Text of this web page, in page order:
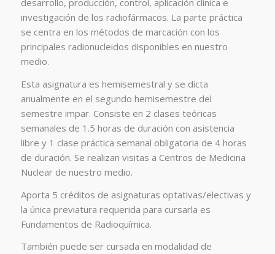
desarrollo, producción, control, aplicación clínica e
investigación de los radiofármacos. La parte práctica
se centra en los métodos de marcación con los
principales radionucleidos disponibles en nuestro
medio.
Esta asignatura es hemisemestral y se dicta
anualmente en el segundo hemisemestre del
semestre impar. Consiste en 2 clases teóricas
semanales de 1.5 horas de duración con asistencia
libre y 1 clase práctica semanal obligatoria de 4 horas
de duración. Se realizan visitas a Centros de Medicina
Nuclear de nuestro medio.
Aporta 5 créditos de asignaturas optativas/electivas y
la única previatura requerida para cursarla es
Fundamentos de Radioquímica.
También puede ser cursada en modalidad de